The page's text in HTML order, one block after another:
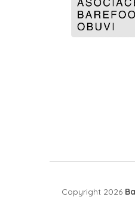
Copyright 2026